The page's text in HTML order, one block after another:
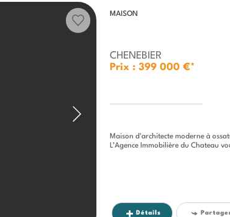
MAISON
CHENEBIER
Prix : 399 000 €*
Maison d'architecte moderne à
L’Agence Immobilière du Chateau vous
Détails